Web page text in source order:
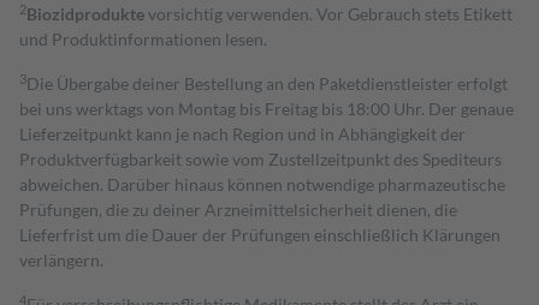
2Biozidproduktevorsichtig verwenden. Vor Gebrauch stets Etikett
und Produktinformationen lesen.
3Die Übergabe deiner Bestellung an den Paketdienstleister erfolgt
bei uns werktags von Montag bis Freitag bis 18:00 Uhr. Der genaue
Lieferzeitpunkt kann je nach Region und in Abhängigkeit der
Produktverfügbarkeit sowie vom Zustellzeitpunkt des Spediteurs
abweichen. Darüber hinaus können notwendige pharmazeutische
Prüfungen, die zu deiner Arzneimittelsicherheit dienen, die
Lieferfrist um die Dauer der Prüfungen einschließlich Klärungen
verlängern.
4